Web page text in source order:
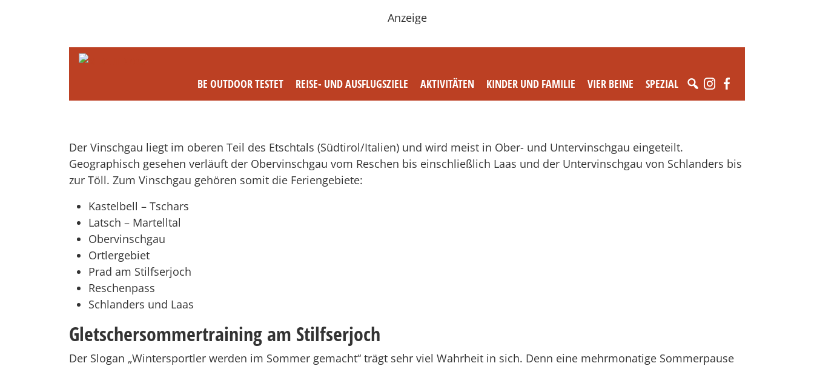
Anzeige
BE OUTDOOR TESTET REISE- UND AUSFLUGSZIELE AKTIVITÄTEN KINDER UND FAMILIE VIER BEINE SPEZIAL
Der Vinschgau liegt im oberen Teil des Etschtals (Südtirol/Italien) und wird meist in Ober- und Untervinschgau eingeteilt.
Geographisch gesehen verläuft der Obervinschgau vom Reschen bis einschließlich Laas und der Untervinschgau von Schlanders bis
zur Töll. Zum Vinschgau gehören somit die Feriengebiete:
Kastelbell – Tschars
Latsch – Martelltal
Obervinschgau
Ortlergebiet
Prad am Stilfserjoch
Reschenpass
Schlanders und Laas
Gletschersommertraining am Stilfserjoch
Der Slogan „Wintersportler werden im Sommer gemacht“ trägt sehr viel Wahrheit in sich. Denn eine mehrmonatige Sommerpause